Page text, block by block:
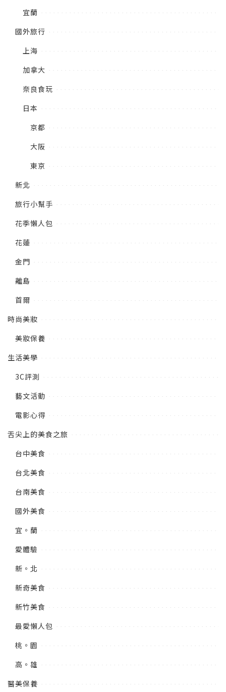
宜蘭
國外旅行
上海
加拿大
奈良食玩
日本
京都
大阪
東京
新北
旅行小幫手
花季懶人包
花蓮
金門
離島
首爾
時尚美妝
美妝保養
生活美學
3C評測
藝文活動
電影心得
舌尖上的美食之旅
台中美食
台北美食
台南美食
國外美食
宜。蘭
愛體驗
新。北
新奇美食
新竹美食
最愛懶人包
桃。園
高。雄
醫美保養